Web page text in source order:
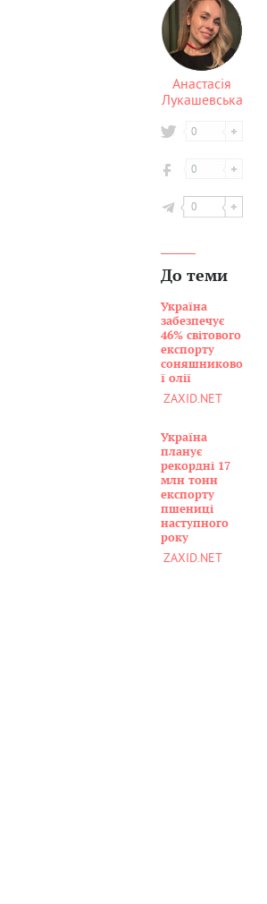
Анастасія
Лукашевська
0
0
0
До теми
Україна
забезпечує
46% світового
експорту
соняшниково
ї олії
ZAXID.NET
Україна
планує
рекордні 17
млн тонн
експорту
пшениці
наступного
року
ZAXID.NET